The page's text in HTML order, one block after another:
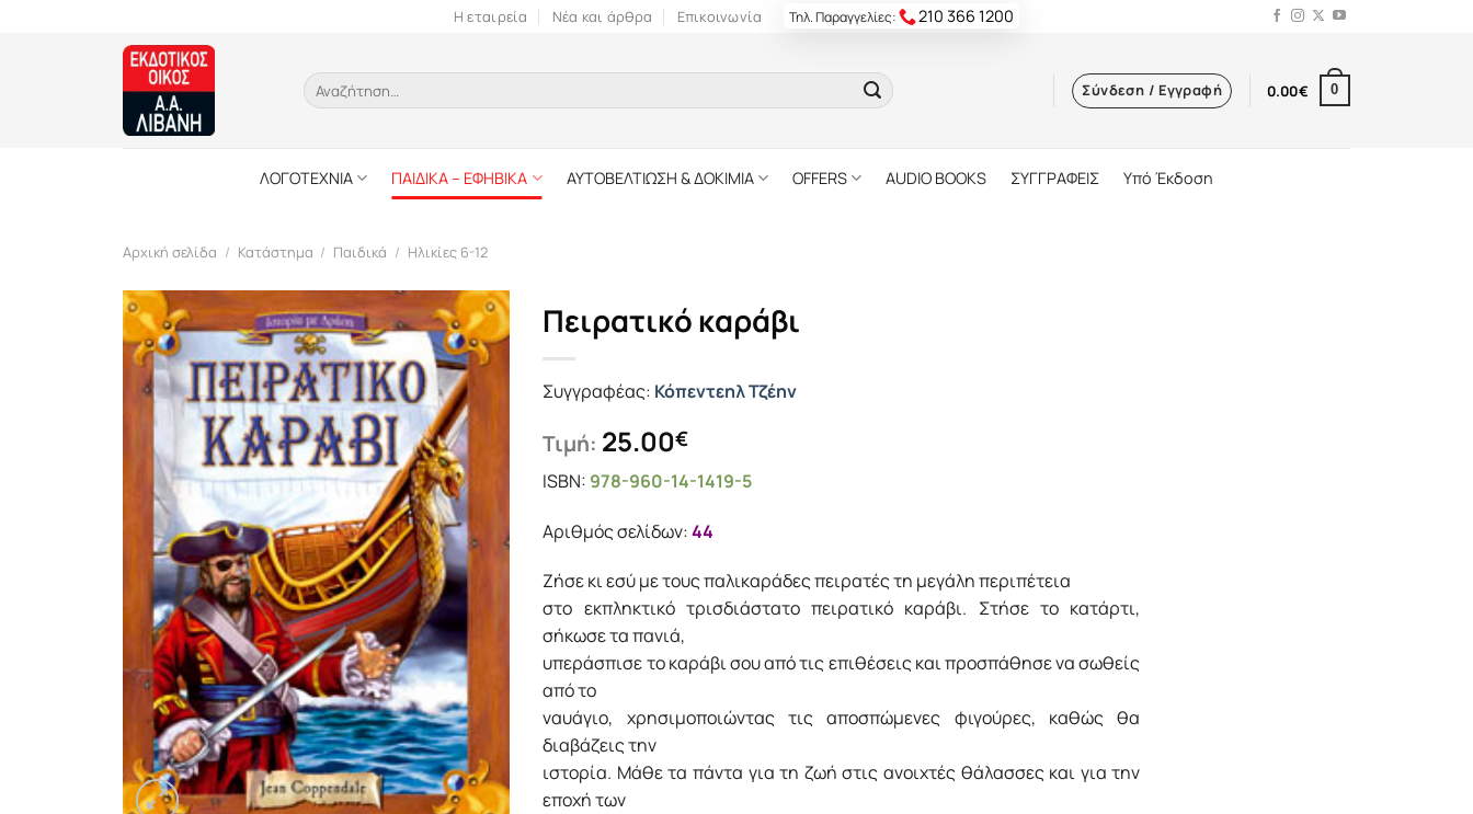
Η εταιρεία Νέα και άρθρα Επικοινωνία Τηλ. Παραγγελίες: 210 366 1200
Αναζήτηση
για:
Σύνδεση / Εγγραφή 0.00€ 0
ΛΟΓΟΤΕΧΝΙΑ ΠΑΙΔΙΚΑ – ΕΦΗΒΙΚΑ ΑΥΤΟΒΕΛΤΙΩΣΗ & ΔΟΚΙΜΙΑ OFFERS AUDIO BOOKS ΣΥΓΓΡΑΦΕΙΣ Υπό Έκδοση
Αρχική σελίδα / Κατάστημα / Παιδικά / Ηλικίες 6-12
Πειρατικό καράβι
Συγγραφέας: Κόπεντεηλ Τζέην
Τιμή: 25.00€
ISBN: 978-960-14-1419-5
Αριθμός σελίδων:44
Zήσε κι εσύ με τους παλικαράδες πειρατές τη μεγάλη περιπέτεια
στο εκπληκτικό τρισδιάστατο πειρατικό καράβι. Στήσε το κατάρτι,
σήκωσε τα πανιά,
υπεράσπισε το καράβι σου από τις επιθέσεις και προσπάθησε να σωθείς
από το
ναυάγιο, χρησιμοποιώντας τις αποσπώμενες φιγούρες, καθώς θα
διαβάζεις την
ιστορία. Μάθε τα πάντα για τη ζωή στις ανοιχτές θάλασσες και για την
εποχή των